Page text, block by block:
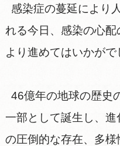
感染症の蔓延により
れる今日、感染の心
より進めてはいかがで
46億年の地球の歴史
一部として誕生し、
の圧倒的な存在、多